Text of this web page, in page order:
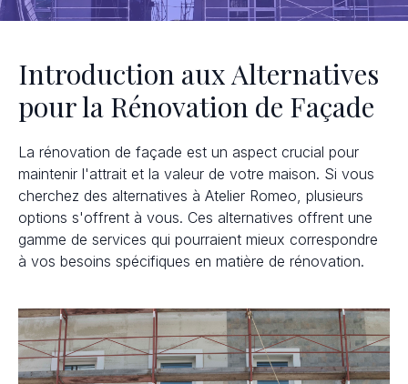
Introduction aux Alternatives
pour la Rénovation de Façade
La rénovation de façade est un aspect crucial pour
maintenir l'attrait et la valeur de votre maison. Si vous
cherchez des alternatives à Atelier Romeo, plusieurs
options s'offrent à vous. Ces alternatives offrent une
gamme de services qui pourraient mieux correspondre
à vos besoins spécifiques en matière de rénovation.